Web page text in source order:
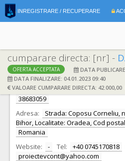
INREGISTRARE / RECUPERARE
cumparare directa: [nr] -
OFERTA ACCEPTATA
DATA
DATA FINALIZARE: 04.01.2023 09:40
VALOARE CUMPARARE DIRECTA:
DATE IDENTIFICARE OFERTANT
Ofertant: S.C. SIGMA SMART
38683059
Adresa:
Strada: Coposu Corneliu,
Bihor, Localitate: Oradea, Cod
Romania
Website:
- Tel: +40 0745170818
proiectevcont@yahoo.com